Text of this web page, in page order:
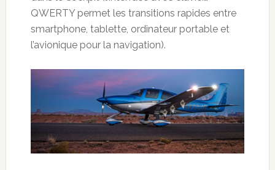
QWERTY permet les transitions rapides entre
smartphone, tablette, ordinateur portable et
l’avionique pour la navigation).